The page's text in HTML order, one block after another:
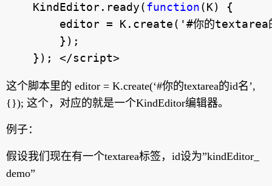
    KindEditor.ready(
function(K) {
        editor
= K.create('#你的textarea
        });
    });
</script>
这个脚本里的 editor = K.create(‘#你的textarea的id名’,
{}); 这个，对应的就是一个KindEditor编辑器。
例子：
假设我们现在有一个textarea标签，id设为”kindEditor_
demo”